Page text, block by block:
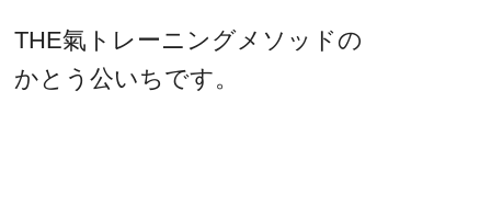
THE氣トレーニングメソッドの
かとう公いちです。